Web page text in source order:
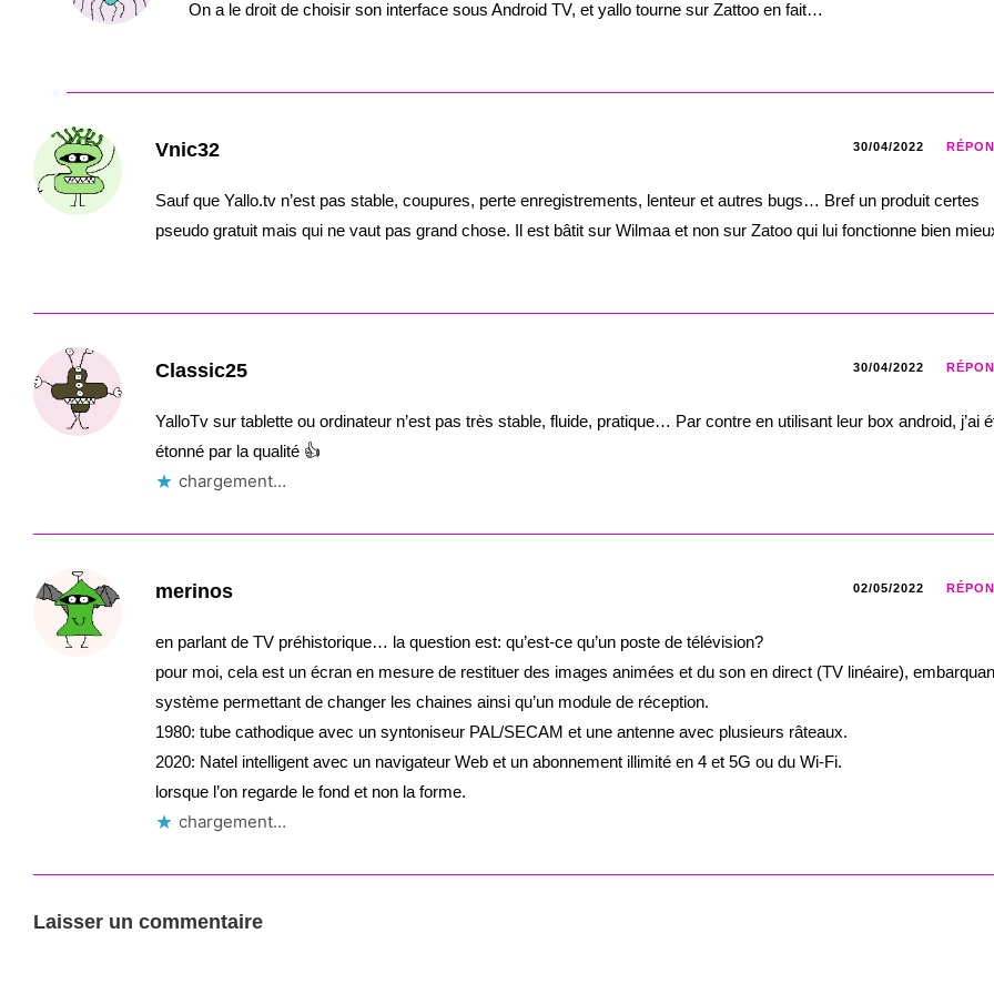
On a le droit de choisir son interface sous Android TV, et yallo tourne sur Zattoo en fait…
Vnic32 30/04/2022
Sauf que Yallo.tv n’est pas stable, coupures, perte enregistrements, lenteur et autres bugs… Bref un produit certes
pseudo gratuit mais qui ne vaut pas grand chose. Il est bâtit sur Wilmaa et non sur Zatoo qui lui fonctionne bien
Classic25 30/04/2022
YalloTv sur tablette ou ordinateur n’est pas très stable, fluide, pratique… Par contre en utilisant leur box android, j’ai
étonné par la qualité 👍
chargement…
merinos 02/05/2022
en parlant de TV préhistorique… la question est: qu’est-ce qu’un poste de télévision?
pour moi, cela est un écran en mesure de restituer des images animées et du son en direct (TV linéaire),
système permettant de changer les chaines ainsi qu’un module de réception.
1980: tube cathodique avec un syntoniseur PAL/SECAM et une antenne avec plusieurs râteaux.
2020: Natel intelligent avec un navigateur Web et un abonnement illimité en 4 et 5G ou du Wi-Fi.
lorsque l’on regarde le fond et non la forme.
chargement…
Laisser un commentaire